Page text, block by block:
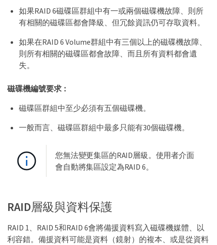
如果RAID 6磁碟區群組中有一或兩個磁碟機故障、則所
有相關的磁碟區都會降級、但冗餘資訊仍可存取資料。
如果在RAID 6 Volume群組中有三個以上的磁碟機故障、
則所有相關的磁碟區都會故障、而且所有資料都會遺
失。
磁碟機編號要求：
磁碟區群組中至少必須有五個磁碟機。
一般而言、磁碟區群組中最多只能有30個磁碟機。
您無法變更集區的RAID層級。使用者介面
會自動將集區設定為RAID 6。
RAID層級與資料保護
RAID 1、RAID 5和RAID 6會將備援資料寫入磁碟機媒體、以
利容錯。備援資料可能是資料（鏡射）的複本、或是從資料